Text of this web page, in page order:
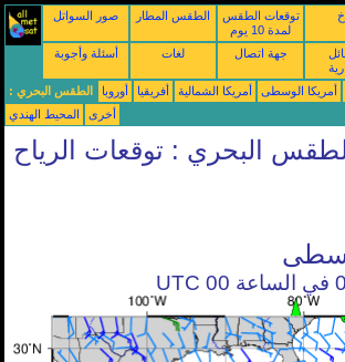
صور السواتل الطقس المطار
توقعات الطقس
لمدة 10 يوم
أسئلة وأجوبة لغات جهة اتصال
الطقس البحري : أوروبا أفريقيا أمريكا الشمالية أمريكا الوسطى
المحيط الهندي
أخرى
الطقس البحري : توقعات الرياح